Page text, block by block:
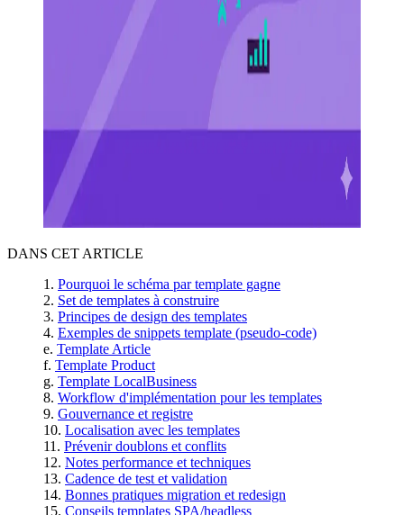
DANS CET ARTICLE
Pourquoi le schéma par template gagne
Set de templates à construire
Principes de design des templates
Exemples de snippets template (pseudo-code)
Template Article
Template Product
Template LocalBusiness
Workflow d'implémentation pour les templates
Gouvernance et registre
Localisation avec les templates
Prévenir doublons et conflits
Notes performance et techniques
Cadence de test et validation
Bonnes pratiques migration et redesign
Conseils templates SPA/headless